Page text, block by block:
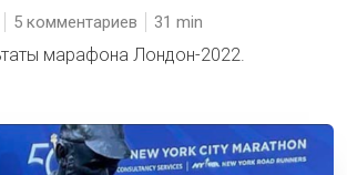
5 комментариев 31
марафона Лондон-2022.